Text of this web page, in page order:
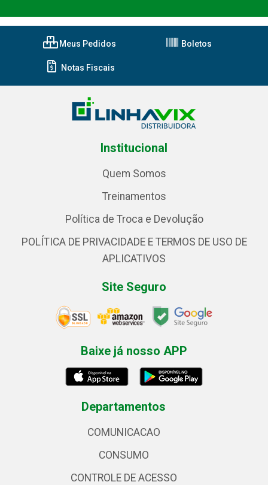
Meus Pedidos Boletos
Notas Fiscais
Institucional
Quem Somos
Treinamentos
Política de Troca e Devolução
POLÍTICA DE PRIVACIDADE E TERMOS DE USO DE
APLICATIVOS
Site Seguro
Baixe já nosso APP
Departamentos
COMUNICACAO
CONSUMO
CONTROLE DE ACESSO